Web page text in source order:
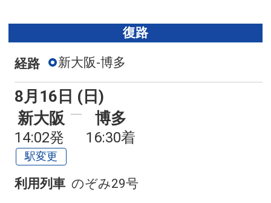
復路
経路 新大阪-博多
8月16日 (日)
新大阪
14:02発
駅変更
博多
16:30着
利用列車 のぞみ29号